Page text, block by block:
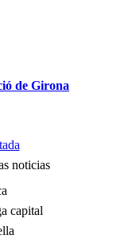
de Girona
noticias
capital